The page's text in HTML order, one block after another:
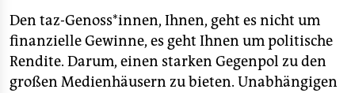
Den taz-Genoss*innen, Ihnen, geht es nicht um
finanzielle Gewinne, es geht Ihnen um politische
Rendite. Darum, einen starken Gegenpol zu den
großen Medienhäusern zu bieten. Unabhängigen